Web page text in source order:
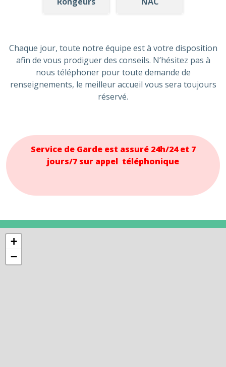
Chaque jour, toute notre équipe est à votre disposition
afin de vous prodiguer des conseils. N’hésitez pas à
nous téléphoner pour toute demande de
renseignements, le meilleur accueil vous sera toujours
réservé.
Service de Garde est assuré 24h/24 et 7
jours/7 sur appel téléphonique
+
−